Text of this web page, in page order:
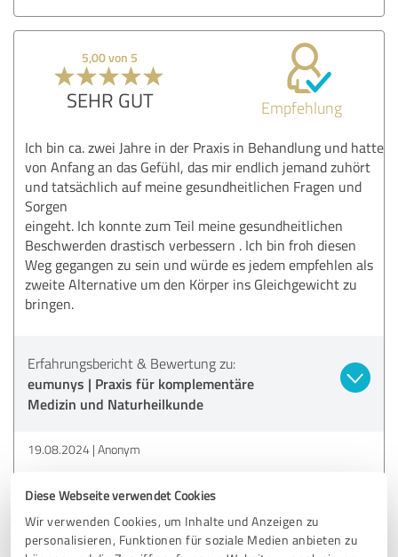
Diese Webseite verwendet Cookies
Wir verwenden Cookies, um Inhalte und Anzeigen zu
personalisieren, Funktionen für soziale Medien anbieten zu
5,00 von 5
SEHR GUT Empfehlung
Ich bin ca. zwei Jahre in der Praxis in Behandlung und hatte
von Anfang an das Gefühl, das mir endlich jemand zuhört
und tatsächlich auf meine gesundheitlichen Fragen und
Sorgen
eingeht. Ich konnte zum Teil meine gesundheitlichen
Beschwerden drastisch verbessern . Ich bin froh diesen
Weg gegangen zu sein und würde es jedem empfehlen als
zweite Alternative um den Körper ins Gleichgewicht zu
bringen.
Erfahrungsbericht & Bewertung zu:
eumunys | Praxis für komplementäre
Medizin und Naturheilkunde
19.08.2024 Anonym
Kommentar von eumunys | Praxis für
komplementäre Medizin und Naturheilkunde:
Ganz herzlichen Dank für die liebe Bewertung. Ich